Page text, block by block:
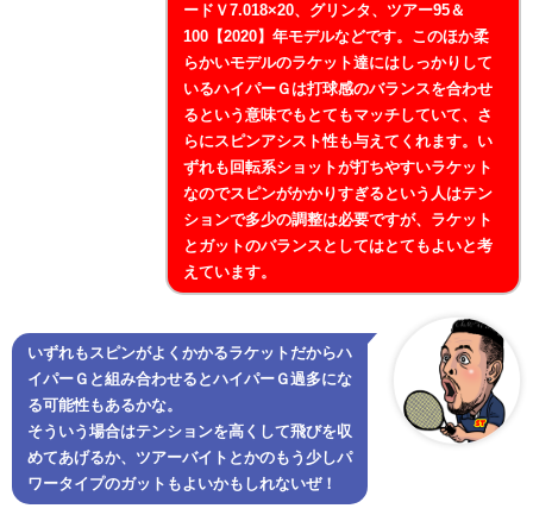
ードＶ7.018×20、グリンタ、ツアー95＆
100【2020】年モデルなどです。このほか柔
らかいモデルのラケット達にはしっかりして
いるハイパーＧは打球感のバランスを合わせ
るという意味でもとてもマッチしていて、さ
らにスピンアシスト性も与えてくれます。い
ずれも回転系ショットが打ちやすいラケット
なのでスピンがかかりすぎるという人はテン
ションで多少の調整は必要ですが、ラケット
とガットのバランスとしてはとてもよいと考
えています。
いずれもスピンがよくかかるラケットだからハ
イパーＧと組み合わせるとハイパーＧ過多にな
る可能性もあるかな。
そういう場合はテンションを高くして飛びを収
めてあげるか、ツアーバイトとかのもう少しパ
ワータイプのガットもよいかもしれないぜ！